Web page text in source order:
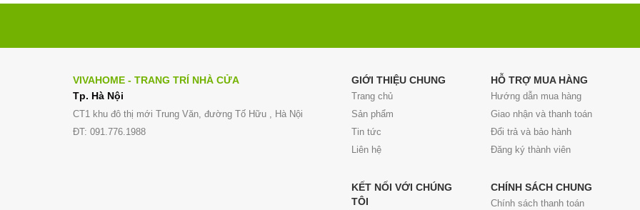
VIVAHOME - TRANG TRÍ NHÀ CỬA
Tp. Hà Nội
CT1 khu đô thị mới Trung Văn, đường Tố Hữu , Hà Nội
ĐT: 091.776.1988
GIỚI THIỆU CHUNG
Trang chủ
Sản phẩm
Tin tức
Liên hệ
KẾT NỐI VỚI CHÚNG
TÔI
HỖ TRỢ MUA HÀNG
Hướng dẫn mua hàng
Giao nhận và thanh toán
Đổi trả và bảo hành
Đăng ký thành viên
CHÍNH SÁCH CHUNG
Chính sách thanh toán